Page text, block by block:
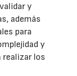
y
además
para
y
realizar los